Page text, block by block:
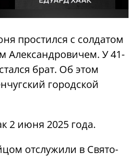
простился с солдатом
Александровичем. У 41-
брат. Об этом
городской
2 июня 2025 года.
отслужили в Свято-